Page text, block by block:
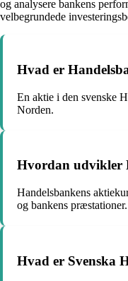
og analysere bankens
velbegrundede
Hvad er
En aktie i den svenske
Norden.
Hvordan udvikler
Handelsbankens
og bankens præstationer.
Hvad er Svenska